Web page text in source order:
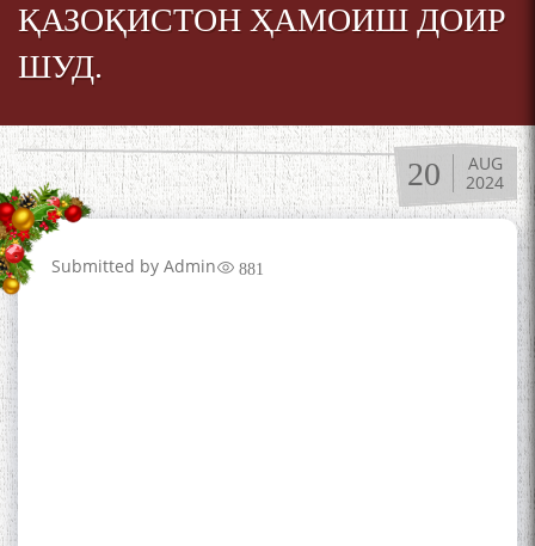
ҚАЗОҚИСТОН ҲАМОИШ ДОИР
ШУД.
20
AUG
2024
Submitted by Admin 881
Сухбати навқаламон бо
Муъмин Қаноат\Meeting of
young talents with Mumyin
Kanoat